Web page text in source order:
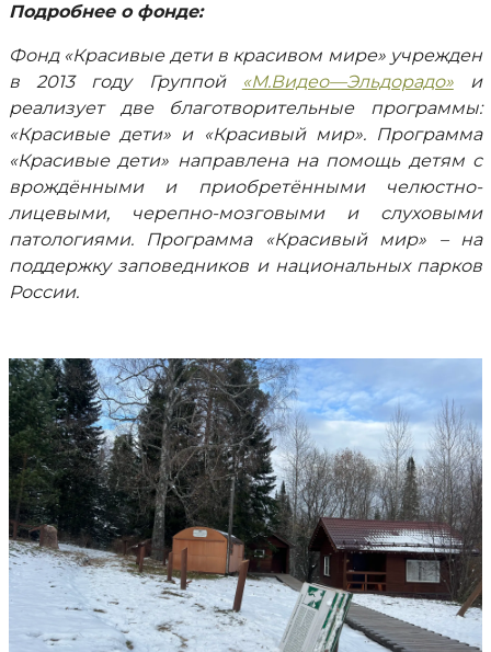
Подробнее о фонде:
Фонд «Красивые дети в красивом мире» учрежден
в 2013 году Группой
«М.Видео—Эльдорадо»и
реализует две благотворительные программы:
«Красивые дети» и «Красивый мир». Программа
«Красивые дети» направлена на помощь детям с
врождёнными и приобретёнными челюстно-
лицевыми, черепно-мозговыми и слуховыми
патологиями. Программа «Красивый мир» – на
поддержку заповедников и национальных парков
России.